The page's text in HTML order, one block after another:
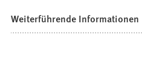
Weiterführende Informationen